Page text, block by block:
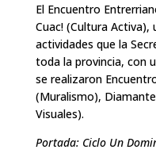
El Encuentro
Cuac! (Cultura
actividades que la
toda la provincia, con
se realizaron
(Muralismo),
Visuales).
Portada: Ciclo Un